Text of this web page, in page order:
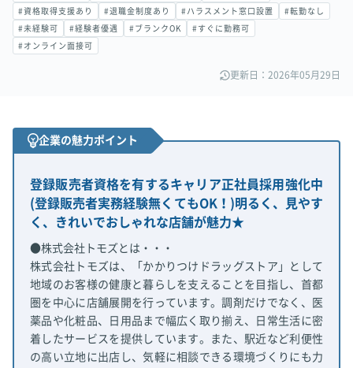
#資格取得支援あり #退職金制度あり #ハラスメント窓口設置 #転勤なし
#未経験可 #経験者優遇 #ブランクOK #すぐに勤務可
#オンライン面接可
更新日：2026年05月29日
企業の魅力ポイント
登録販売者資格を有するキャリア正社員採用強化中
(登録販売者実務経験無くてもOK！)明るく、見やす
く、きれいでおしゃれな店舗が魅力★
●株式会社トモズとは・・・
株式会社トモズは、「かかりつけドラッグストア」として
地域のお客様の健康と暮らしを支えることを目指し、首都
圏を中心に店舗展開を行っています。調剤だけでなく、医
薬品や化粧品、日用品まで幅広く取り揃え、日常生活に密
着したサービスを提供しています。また、駅近など利便性
の高い立地に出店し、気軽に相談できる環境づくりにも力